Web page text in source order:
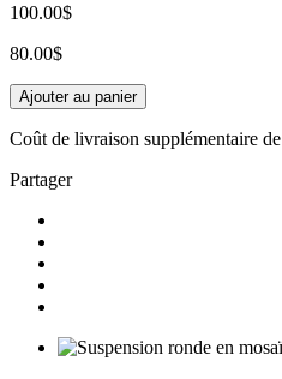
100.00$
80.00$
Ajouter au panier
Coût de livraison supplémentaire de
Partager